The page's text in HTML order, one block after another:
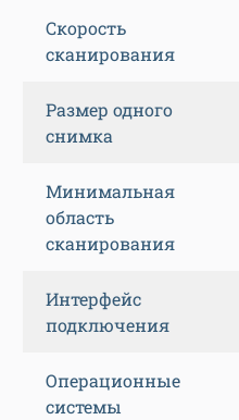
Скорость
сканирования
Размер одного
снимка
Минимальная
область
сканирования
Интерфейс
подключения
Операционные
системы